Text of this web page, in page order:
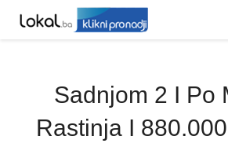
Sadnjom 2 I Po
Rastinja I